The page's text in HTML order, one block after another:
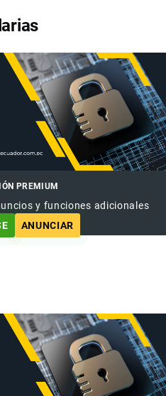
PREMIUM
y funciones adicionales
ANUNCIAR